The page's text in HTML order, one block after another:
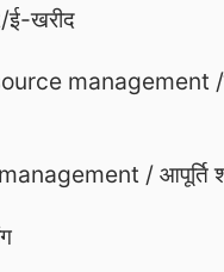
खरीद
management /
/ आपूर्ति